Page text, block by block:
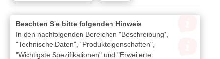
Beachten Sie bitte folgenden Hinweis
In den nachfolgenden Bereichen "Beschreibung",
"Technische Daten", "Produkteigenschaften",
"Wichtigste Spezifikationen" und "Erweiterte